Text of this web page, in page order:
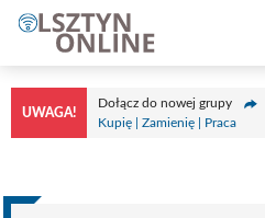
Przejdź
treści
UWAGA!
Dołącz do nowej grupy
Kupię | Zamienię | Praca